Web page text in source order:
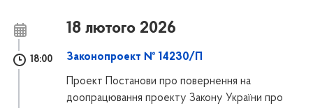
18 лютого 2026
18:00 Законопроект № 14230/П
Проект Постанови про повернення на
доопрацювання проекту Закону України про